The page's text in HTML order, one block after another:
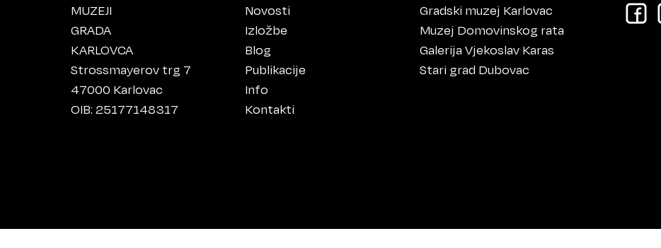
MUZEJI
GRADA
KARLOVCA
Strossmayerov trg 7
47000 Karlovac
OIB: 25177148317
Novosti
Izložbe
Blog
Publikacije
Info
Kontakti
Gradski muzej Karlovac
Muzej Domovinskog rata
Galerija Vjekoslav Karas
Stari grad Dubovac